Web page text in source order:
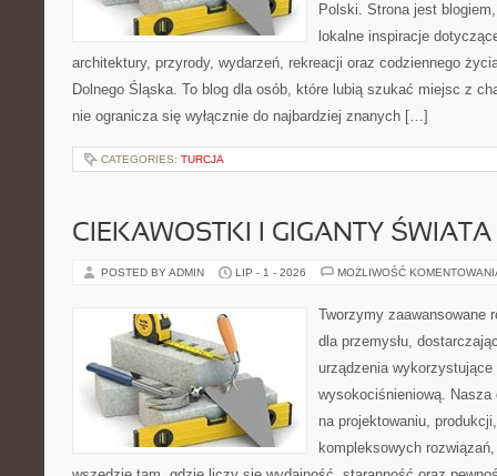
Polski. Strona jest
lokalne inspiracje
architektury, przyrody, wydarzeń, rekreacji oraz codziennego
Dolnego Śląska. To blog dla osób, które lubią szukać miejsc z
nie ogranicza się wyłącznie do najbardziej znanych […]
CATEGORIES: TURCJA
CIEKAWOSTKI I GIGANTY ŚWIATA
POSTED BY ADMIN LIP - 1 - 2026 MOŻLIWOŚĆ
Tworzymy zaawansowane
dla przemysłu,
urządzenia wykorzystujące
wysokociśnieniową. Nasza
na projektowaniu,
kompleksowych